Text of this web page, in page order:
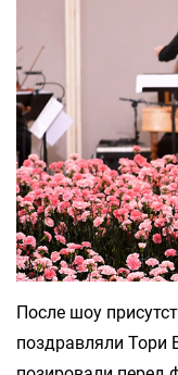
После шоу
поздравляли Тори